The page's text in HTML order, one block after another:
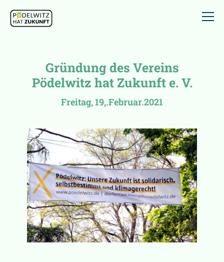
Gründung des Vereins
Pödelwitz hat Zukunft e. V.
Freitag, 19,.Februar.2021